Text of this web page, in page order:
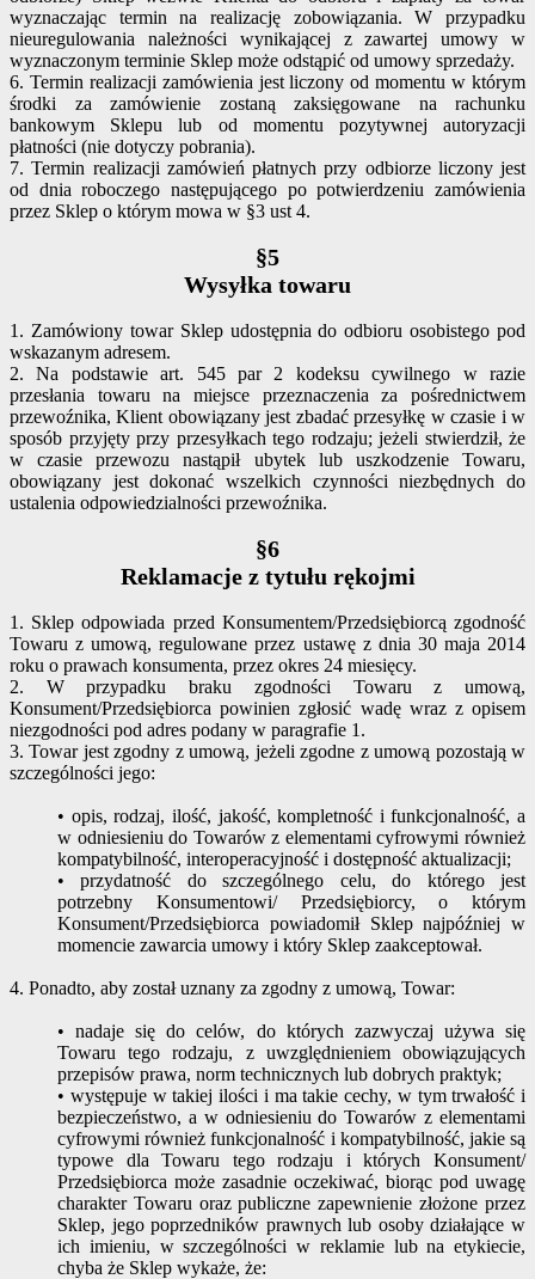
wyznaczając termin na realizację zobowiązania. W przypadku
nieuregulowania należności wynikającej z zawartej umowy w
wyznaczonym terminie Sklep może odstąpić od umowy sprzedaży.
6. Termin realizacji zamówienia jest liczony od momentu w którym
środki za zamówienie zostaną zaksięgowane na rachunku
bankowym Sklepu lub od momentu pozytywnej autoryzacji
płatności (nie dotyczy pobrania).
7. Termin realizacji zamówień płatnych przy odbiorze liczony jest
od dnia roboczego następującego po potwierdzeniu zamówienia
przez Sklep o którym mowa w §3 ust 4.
§5
Wysyłka towaru
1. Zamówiony towar Sklep udostępnia do odbioru osobistego pod
wskazanym adresem.
2. Na podstawie art. 545 par 2 kodeksu cywilnego w razie
przesłania towaru na miejsce przeznaczenia za pośrednictwem
przewoźnika, Klient obowiązany jest zbadać przesyłkę w czasie i w
sposób przyjęty przy przesyłkach tego rodzaju; jeżeli stwierdził, że
w czasie przewozu nastąpił ubytek lub uszkodzenie Towaru,
obowiązany jest dokonać wszelkich czynności niezbędnych do
ustalenia odpowiedzialności przewoźnika.
§6
Reklamacje z tytułu rękojmi
1. Sklep odpowiada przed Konsumentem/Przedsiębiorcą zgodność
Towaru z umową, regulowane przez ustawę z dnia 30 maja 2014
roku o prawach konsumenta, przez okres 24 miesięcy.
2. W przypadku braku zgodności Towaru z umową,
Konsument/Przedsiębiorca powinien zgłosić wadę wraz z opisem
niezgodności pod adres podany w paragrafie 1.
3. Towar jest zgodny z umową, jeżeli zgodne z umową pozostają w
szczególności jego:
• opis, rodzaj, ilość, jakość, kompletność i funkcjonalność, a
w odniesieniu do Towarów z elementami cyfrowymi również
kompatybilność, interoperacyjność i dostępność aktualizacji;
• przydatność do szczególnego celu, do którego jest
potrzebny Konsumentowi/ Przedsiębiorcy, o którym
Konsument/Przedsiębiorca powiadomił Sklep najpóźniej w
momencie zawarcia umowy i który Sklep zaakceptował.
4. Ponadto, aby został uznany za zgodny z umową, Towar:
• nadaje się do celów, do których zazwyczaj używa się
Towaru tego rodzaju, z uwzględnieniem obowiązujących
przepisów prawa, norm technicznych lub dobrych praktyk;
• występuje w takiej ilości i ma takie cechy, w tym trwałość i
bezpieczeństwo, a w odniesieniu do Towarów z elementami
cyfrowymi również funkcjonalność i kompatybilność, jakie są
typowe dla Towaru tego rodzaju i których Konsument/
Przedsiębiorca może zasadnie oczekiwać, biorąc pod uwagę
charakter Towaru oraz publiczne zapewnienie złożone przez
Sklep, jego poprzedników prawnych lub osoby działające w
ich imieniu, w szczególności w reklamie lub na etykiecie,
chyba że Sklep wykaże, że: